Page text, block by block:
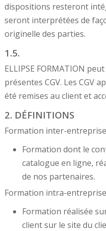
dispositions resteront
seront interprétées de
originelle des parties.
1.5.
ELLIPSE FORMATION
présentes CGV. Les CGV
été remises au client et
2. DÉFINITIONS
Formation inter-
Formation dont le
catalogue en ligne,
de nos partenaires.
Formation intra-
Formation réalisée
client sur le site du